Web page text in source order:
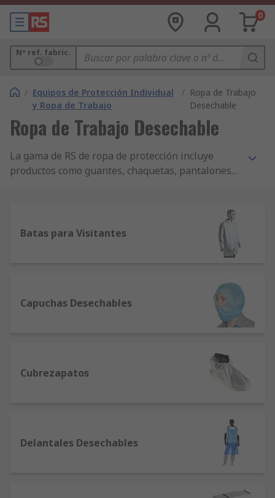
0
Nº ref. fabric.
/ Equipos de Protección Individual
y Ropa de Trabajo
/ Ropa de Trabajo
Desechable
Ropa de Trabajo Desechable
La gama de RS de ropa de protección incluye
productos como guantes, chaquetas, pantalones y
protección, que incluyen botas con punta de
acero de cabeza y zapatos de seguridad; ropa de
Batas para Visitantes
Capuchas Desechables
Cubrezapatos
Delantales Desechables